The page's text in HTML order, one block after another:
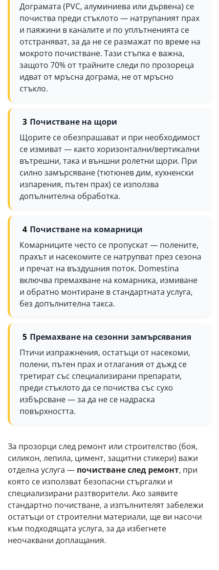
Дограмата (PVC, алуминиева или дървена) се
почиства преди стъклото — натрупаният прах
и паяжини в каналите и по уплътненията се
отстраняват, за да не се размажат по време на
мокрото почистване. Тази стъпка е важна,
защото 70% от трайните следи по прозореца
идват от мръсна дограма, не от мръсно
стъкло.
Почистване на щори
Щорите се обезпрашават и при необходимост
се измиват — както хоризонтални/вертикални
вътрешни, така и външни ролетни щори. При
силно замърсяване (тютюнев дим, кухненски
изпарения, пътен прах) се използва
допълнителна обработка.
Почистване на комарници
Комарниците често се пропускат — полените,
прахът и насекомите се натрупват през сезона
и пречат на въздушния поток. Domestina
включва премахване на комарника, измиване
и обратно монтиране в стандартната услуга,
без допълнителна такса.
Премахване на сезонни замърсявания
Птичи изпражнения, остатъци от насекоми,
полени, пътен прах и отлагания от дъжд се
третират със специализирани препарати,
преди стъклото да се почиства със сухо
избърсване — за да не се надраска
повърхността.
За прозорци след ремонт или строителство (боя,
силикон, лепила, цимент, защитни стикери) важи
отделна услуга — почистване след ремонт, при
която се използват безопасни стъргалки и
специализирани разтворители. Ако заявите
стандартно почистване, а изпълнителят забележи
остатъци от строителни материали, ще ви насочи
към подходящата услуга, за да избегнете
неочаквани доплащания.